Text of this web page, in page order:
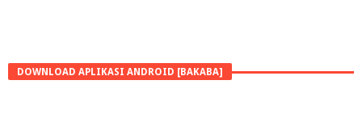
DOWNLOAD APLIKASI ANDROID [BAKABA]